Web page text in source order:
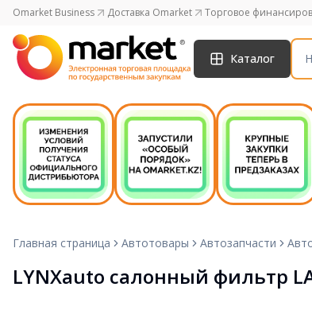
Omarket Business Доставка Omarket Торговое
Каталог
Главная страница Автотовары Автозапчасти
LYNXauto салонный фильтр